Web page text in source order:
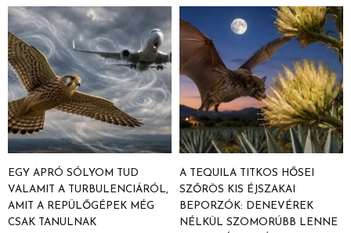
EGY APRÓ SÓLYOM TUD
VALAMIT A TURBULENCIÁRÓL,
AMIT A REPÜLŐGÉPEK MÉG
CSAK TANULNAK
A TEQUILA TITKOS HŐSEI
SZŐRÖS KIS ÉJSZAKAI
BEPORZÓK: DENEVÉREK
NÉLKÜL SZOMORÚBB LENNE